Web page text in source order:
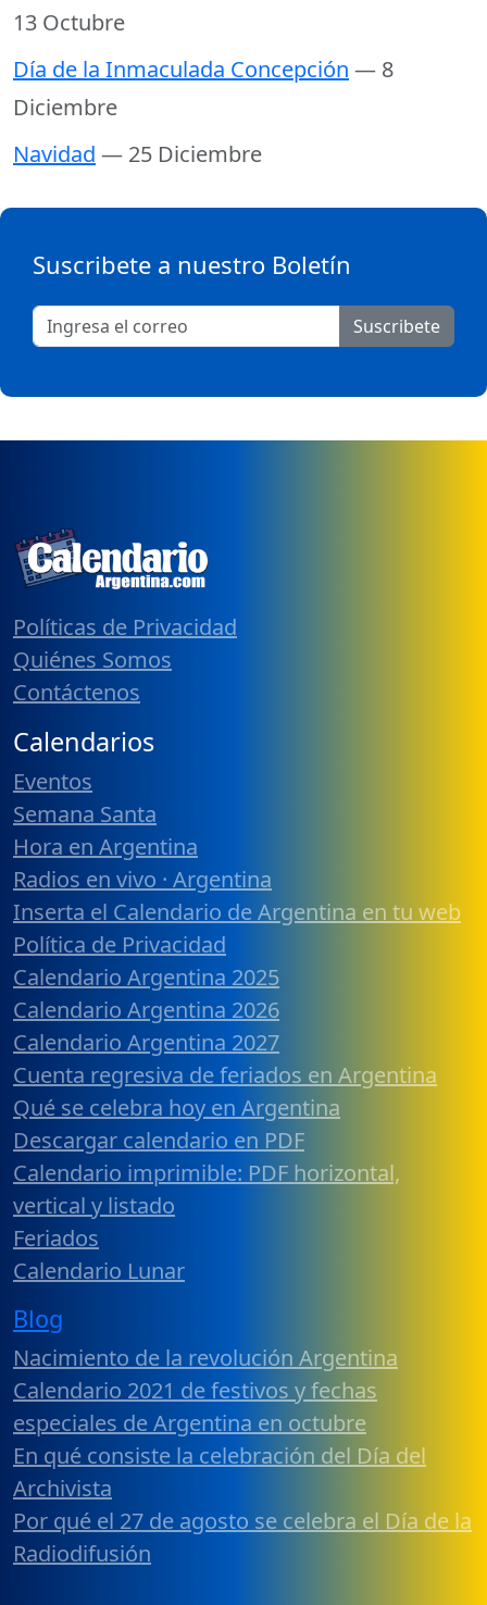
13 Octubre
Día de la Inmaculada Concepción — 8
Diciembre
Navidad — 25 Diciembre
Suscribete a nuestro Boletín
Suscribete
Políticas de Privacidad
Quiénes Somos
Contáctenos
Calendarios
Eventos
Semana Santa
Hora en Argentina
Radios en vivo · Argentina
Inserta el Calendario de Argentina en tu web
Política de Privacidad
Calendario Argentina 2025
Calendario Argentina 2026
Calendario Argentina 2027
Cuenta regresiva de feriados en Argentina
Qué se celebra hoy en Argentina
Descargar calendario en PDF
Calendario imprimible: PDF horizontal,
vertical y listado
Feriados
Calendario Lunar
Blog
Nacimiento de la revolución Argentina
Calendario 2021 de festivos y fechas
especiales de Argentina en octubre
En qué consiste la celebración del Día del
Archivista
Por qué el 27 de agosto se celebra el Día de la
Radiodifusión